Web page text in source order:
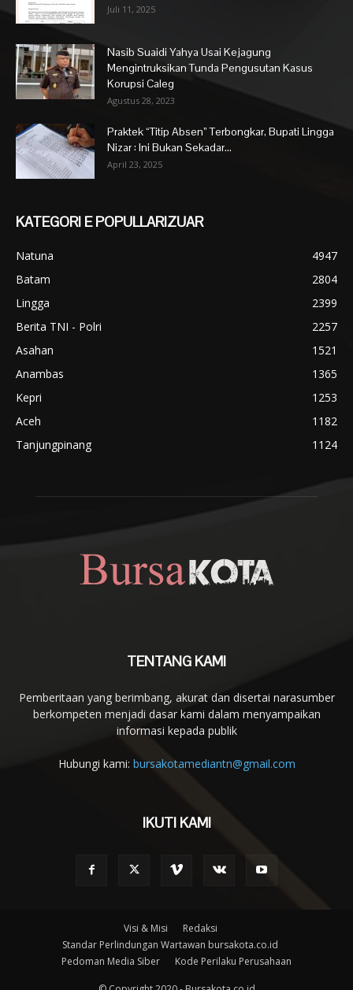
Juli 11, 2025
Nasib Suaidi Yahya Usai Kejagung
Mengintruksikan Tunda Pengusutan Kasus
Korupsi Caleg
Agustus 28, 2023
Praktek “Titip Absen” Terbongkar, Bupati Lingga
Nizar : Ini Bukan Sekadar...
April 23, 2025
KATEGORI E POPULLARIZUAR
Natuna
4947
Batam
2804
Lingga
2399
Berita TNI - Polri
2257
Asahan
1521
Anambas
1365
Kepri
1253
Aceh
1182
Tanjungpinang
1124
TENTANG KAMI
Pemberitaan yang berimbang, akurat dan disertai narasumber
berkompeten menjadi dasar kami dalam menyampaikan
informasi kepada publik
Hubungi kami: bursakotamediantn@gmail.com
IKUTI KAMI
Visi & Misi
Redaksi
Standar Perlindungan Wartawan bursakota.co.id
Pedoman Media Siber
Kode Perilaku Perusahaan